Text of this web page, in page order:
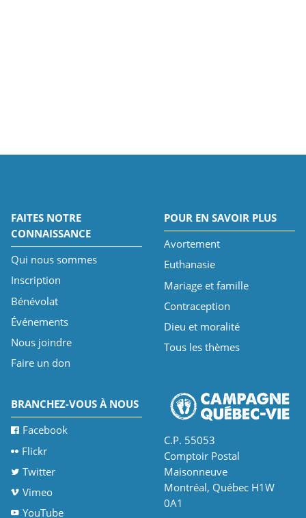
FAITES NOTRE
CONNAISSANCE
Qui nous sommes
Inscription
Bénévolat
Événements
Nous joindre
Faire un don
POUR EN SAVOIR PLUS
Avortement
Euthanasie
Mariage et famille
Contraception
Dieu et moralité
Tous les thèmes
BRANCHEZ-VOUS À NOUS
Facebook
Flickr
Twitter
Vimeo
YouTube
C.P. 55053
Comptoir Postal
Maisonneuve
Montréal, Québec H1W
0A1